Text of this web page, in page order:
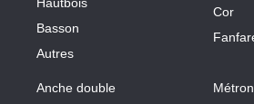
Basson
Autres
Cor
Anche double